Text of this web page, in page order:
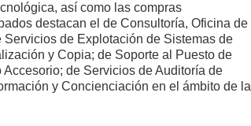
así como las compras
destacan el de Consultoría, Oficina de
de Explotación de Sistemas de
y Copia; de Soporte al Puesto de
de Servicios de Auditoría de
y Concienciación en el ámbito de la